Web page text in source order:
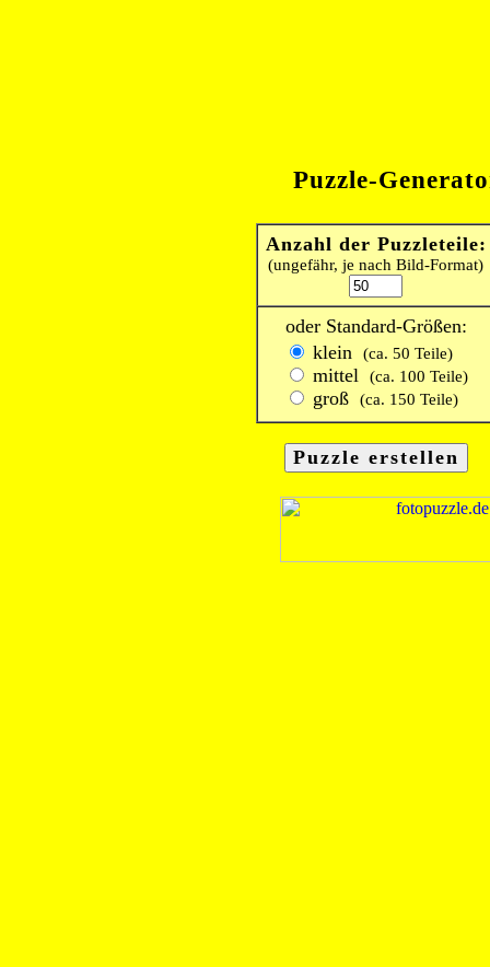
Puzzle-
Anzahl der Puzzleteile:
(ungefähr, je nach Bild-Format)
oder Standard-Größen:
klein
(ca. 50 Teile)
mittel (ca. 100 Teile)
groß (ca. 150 Teile)